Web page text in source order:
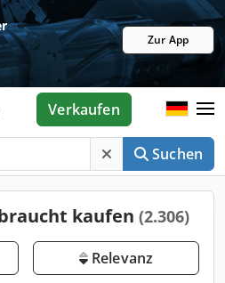
Zur App
Suchen
Verkaufen
kaufen (2.306)
Relevanz